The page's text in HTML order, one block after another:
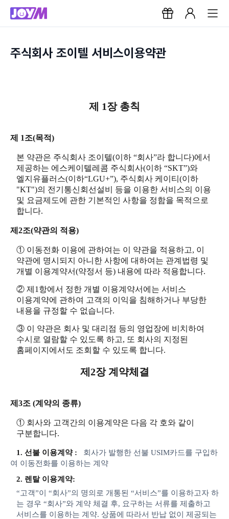
주식회사 조이텔 서비스이용약관
제 1장 총칙
제 1조(목적)
본 약관은 주식회사 조이텔(이하 “회사”라 합니다)에서
제공하는 에스케이텔레콤 주식회사(이하 “SKT”)와
엘지유플러스(이하“LGU+”), 주식회사 케이티(이하
"KT")의 전기통신회선설비 등을 이용한 서비스의 이용
및 요금제도에 관한 기본적인 사항을 정함을 목적으로
합니다.
제2조(약관의 적용)
① 이동전화 이용에 관하여는 이 약관을 적용하고, 이
약관에 명시되지 아니한 사항에 대하여는 관계법령 및
개별 이용계약서(약정서 등) 내용에 따라 적용합니다.
② 제1항에서 정한 개별 이용계약서에는 서비스
이용계약에 관하여 고객의 이익을 침해하거나 부당한
내용을 규정할 수 없습니다.
③ 이 약관은 회사 및 대리점 등의 영업장에 비치하여
수시로 열람할 수 있도록 하고, 또 회사의 지정된
홈페이지에서도 조회할 수 있도록 합니다.
제2장 계약체결
제3조 (계약의 종류)
① 회사와 고객간의 이용계약은 다음 각 호와 같이
구분합니다.
1. 선불 이용계약 :
회사가 발행한 선불 USIM카드를 구입하
여 이동전화를 이용하는 계약
2. 렌탈 이용계약:
“고객”이 “회사”의 명의로 개통된 “서비스”를 이용하고자 하
는 경우 “회사”와 계약 체결 후, 요구하는 서류를 제출하고
서비스를 이용하는 계약. 상품에 따라서 반납 없이 제공되는